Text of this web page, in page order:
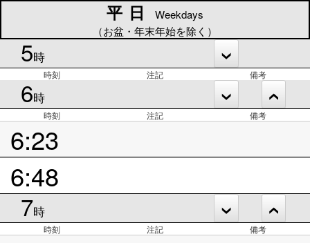
平日
Weekdays
（お盆・年末年始を除く）
5時
時刻 注記 備考
6時
時刻 注記 備考
6:23
6:48
7時
時刻 注記 備考